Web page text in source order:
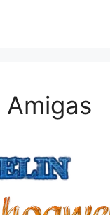
Amigas